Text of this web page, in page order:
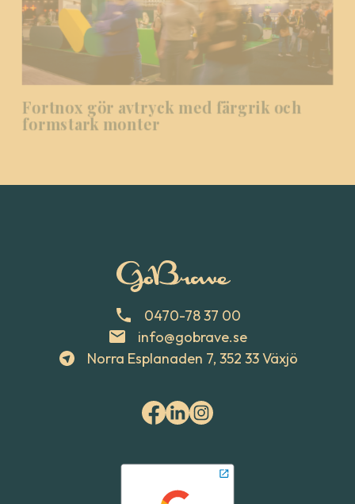
Fortnox gör avtryck med färgrik och
formstark monter
0470-78 37 00
info@gobrave.se
Norra Esplanaden 7, 352 33 Växjö